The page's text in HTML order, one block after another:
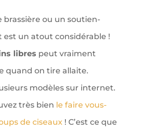
brassière ou un soutien-
un atout considérable !
libres peut vraiment
quand on tire allaite.
modèles sur internet.
très bien le faire vous-
de ciseaux ! C’est ce que